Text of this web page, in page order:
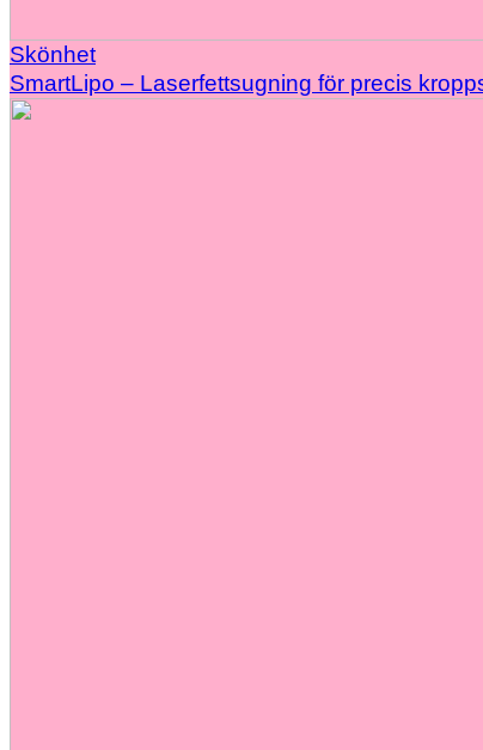
Skönhet
SmartLipo – Laserfettsugning för precis